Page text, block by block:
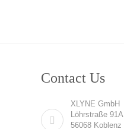
Contact Us
XLYNE GmbH
Löhrstraße 91A
56068 Koblenz